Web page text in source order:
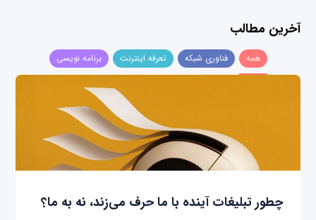
آخرین مطالب
همه فناوری شبکه تعرفه اینترنت برنامه نویسی
چطور تبلیغات آینده با ما حرف می‌زند، نه به ما؟